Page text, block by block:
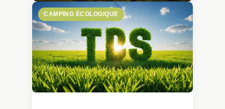
CAMPING ÉCOLOGIQUE